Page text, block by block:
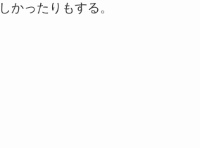
かったりもする。